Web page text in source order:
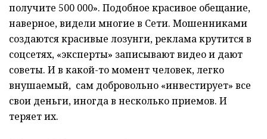
получите 500 000». Подобное красивое обещание,
наверное, видели многие в Сети. Мошенниками
создаются красивые лозунги, реклама крутится в
соцсетях, «эксперты» записывают видео и дают
советы. И в какой-то момент человек, легко
внушаемый, сам добровольно «инвестирует» все
свои деньги, иногда в несколько приемов. И
теряет их.